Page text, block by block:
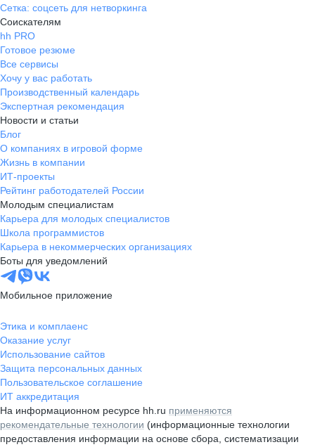
Сетка: соцсеть для нетворкинга
Соискателям
hh PRO
Готовое резюме
Все сервисы
Хочу у вас работать
Производственный календарь
Экспертная рекомендация
Новости и статьи
Блог
О компаниях в игровой форме
Жизнь в компании
ИТ-проекты
Рейтинг работодателей России
Молодым специалистам
Карьера для молодых специалистов
Школа программистов
Карьера в некоммерческих организациях
Боты для уведомлений
Мобильное приложение
Этика и комплаенс
Оказание услуг
Использование сайтов
Защита персональных данных
Пользовательское соглашение
ИТ аккредитация
На информационном ресурсе hh.ru применяются
рекомендательные технологии (информационные технологии
предоставления информации на основе сбора, систематизации